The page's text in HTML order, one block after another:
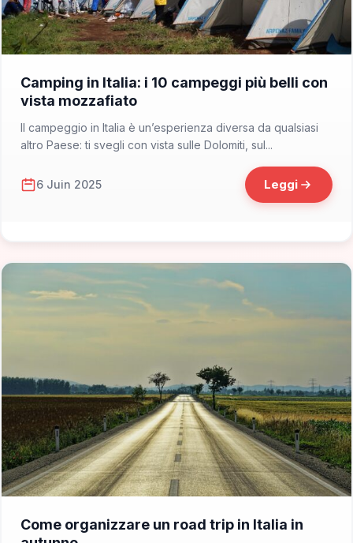
Camping in Italia: i 10 campeggi più belli con
vista mozzafiato
Il campeggio in Italia è un’esperienza diversa da qualsiasi
altro Paese: ti svegli con vista sulle Dolomiti, sul...
6 Juin 2025 Leggi
Come organizzare un road trip in Italia in